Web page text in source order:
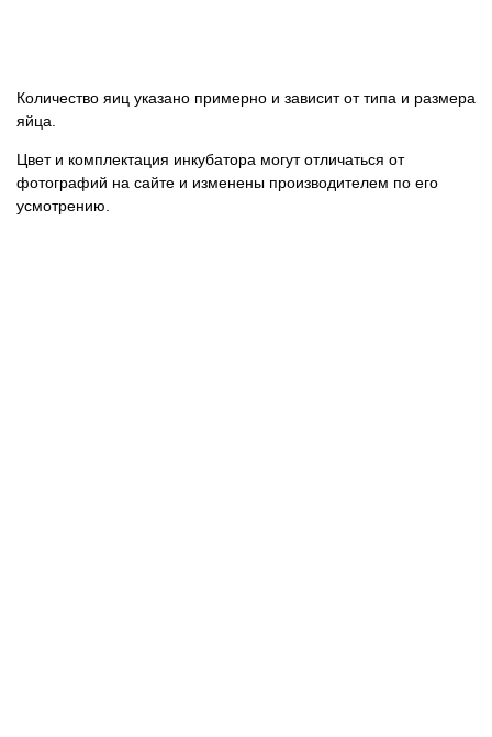
Количество яиц указано примерно и зависит от типа и размера
яйца.
Цвет и комплектация инкубатора могут отличаться от
фотографий на сайте и изменены производителем по его
усмотрению.